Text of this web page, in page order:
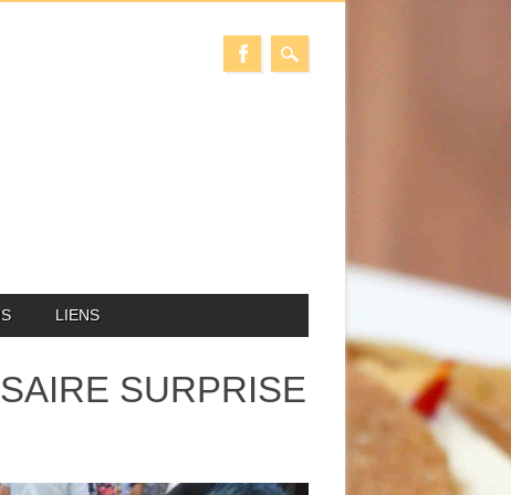
LIENS
SURPRISE